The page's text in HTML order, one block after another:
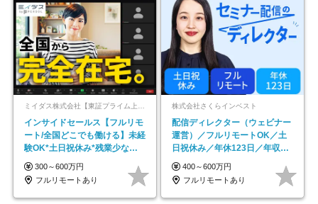
ミイダス株式会社【東証プライム上場パーソルグループ】
インサイドセールス【フルリモ
ート/全国どこでも働ける】未経
験OK*土日祝休み*残業少なめ*
在宅勤務手当あり
300～600万円
フルリモートあり
株式会社さくらインベスト
配信ディレクター（ウェビナー
運営）／フルリモートOK／土
日祝休み／年休123日／年収
600万円可
400～600万円
フルリモートあり